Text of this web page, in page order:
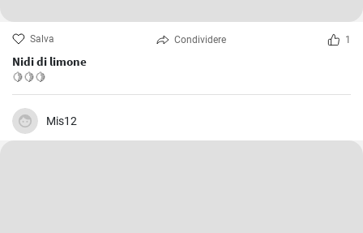
Salva Condividere 1
Nidi di limone
🍋🍋🍋
Mis12